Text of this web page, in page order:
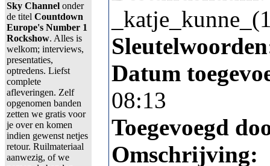
Sky Channel onder
de titel Countdown
Europe's Number 1
Rockshow. Alles is
welkom; interviews,
presentaties,
optredens. Liefst
complete
afleveringen. Zelf
opgenomen banden
zetten we gratis voor
je over en komen
indien gewenst netjes
retour. Ruilmateriaal
aanwezig, of we
Datum
08:13
Toegevoegd
Omschrijving: